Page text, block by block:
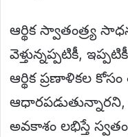
ఆర్థిక స్వాతంత్ర్య
వెళ్తున్నప్పటికీ,
ఆర్థిక ప్రణాళికల
అవకాశం లభిస్తే